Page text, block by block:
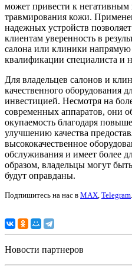
может привести к негативным
травмирования кожи.
надежных устройств
клиентам уверенность в
салона или клиники напрямую
квалификации специалиста и
Для владельцев салонов и
качественного оборудования
инвестицией. Несмотря на
современных аппаратов, они
окупаемость благодаря
улучшению качества
высококачественное
обслуживания и имеет более
образом, владельцы могут
будут оправданы.
Подпишитесь на нас в MAX Telegram
Новости партнеров